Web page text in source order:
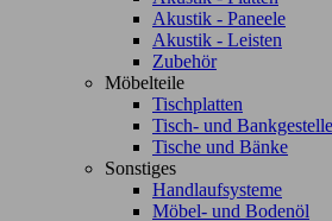
Akustik - Paneele
Akustik - Leisten
Zubehör
Möbelteile
Tischplatten
Tisch- und Bankgestelle
Tische und Bänke
Sonstiges
Handlaufsysteme
Möbel- und Bodenöl